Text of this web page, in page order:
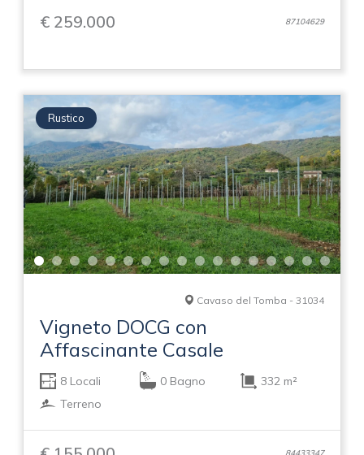
€ 259.000 87104629
Rustico
Cavaso del Tomba - 31034
Vigneto DOCG con
Affascinante Casale
8 Locali 0 Bagno
332 m²
Terreno